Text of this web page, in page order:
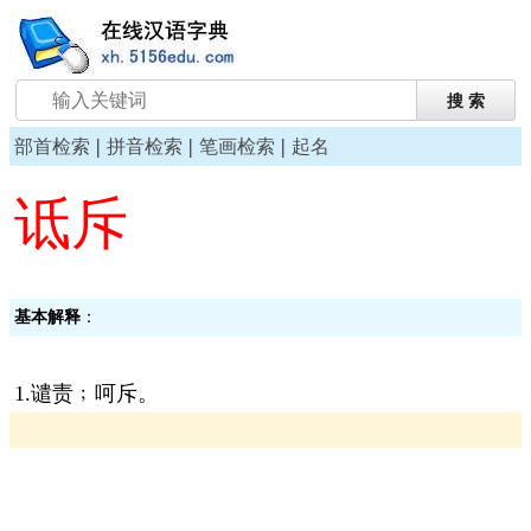
部首检索 | 拼音检索 | 笔画检索 | 起名
诋斥
基本解释 ：
1.谴责﹔呵斥。